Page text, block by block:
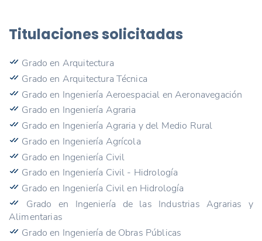
Titulaciones solicitadas
Grado en Arquitectura
Grado en Arquitectura Técnica
Grado en Ingeniería Aeroespacial en Aeronavegación
Grado en Ingeniería Agraria
Grado en Ingeniería Agraria y del Medio Rural
Grado en Ingeniería Agrícola
Grado en Ingeniería Civil
Grado en Ingeniería Civil - Hidrología
Grado en Ingeniería Civil en Hidrología
Grado en Ingeniería de las Industrias Agrarias y
Alimentarias
Grado en Ingeniería de Obras Públicas